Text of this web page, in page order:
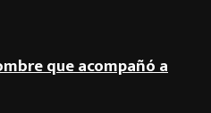
que acompañó a